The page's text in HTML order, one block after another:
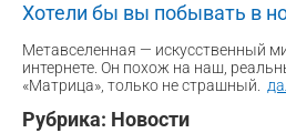
Хотели бы вы побывать в
Метавселенная — искусственный
интернете. Он похож на наш,
«Матрица», только не страшный.
Рубрика: Новости